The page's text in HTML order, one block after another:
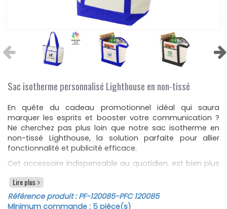
Sac isotherme personnalisé Lighthouse en non-tissé
En quête du cadeau promotionnel idéal qui saura
marquer les esprits et booster votre communication ?
Ne cherchez pas plus loin que notre sac isotherme en
non-tissé Lighthouse, la solution parfaite pour allier
fonctionnalité et publicité efficace.
Cet accessoire indispensable au quotidien, est bien plus
conserver vos produits au frais grâce à ses propriétés
isothermes exceptionnelles. Son compartiment principal
spacieux, sécurisé par une fermeture zippée robuste, est
Lire plus
Référence produit :PF-120085-PFC 120085
Minimum commande : 5 pièce(s)